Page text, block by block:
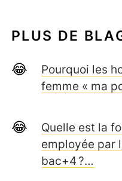
PLUS DE
Pourquoi les
femme « ma
Quelle est la
employée par
bac+4 ?…